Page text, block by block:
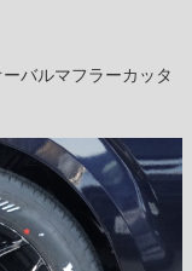
バルマフラーカッタ